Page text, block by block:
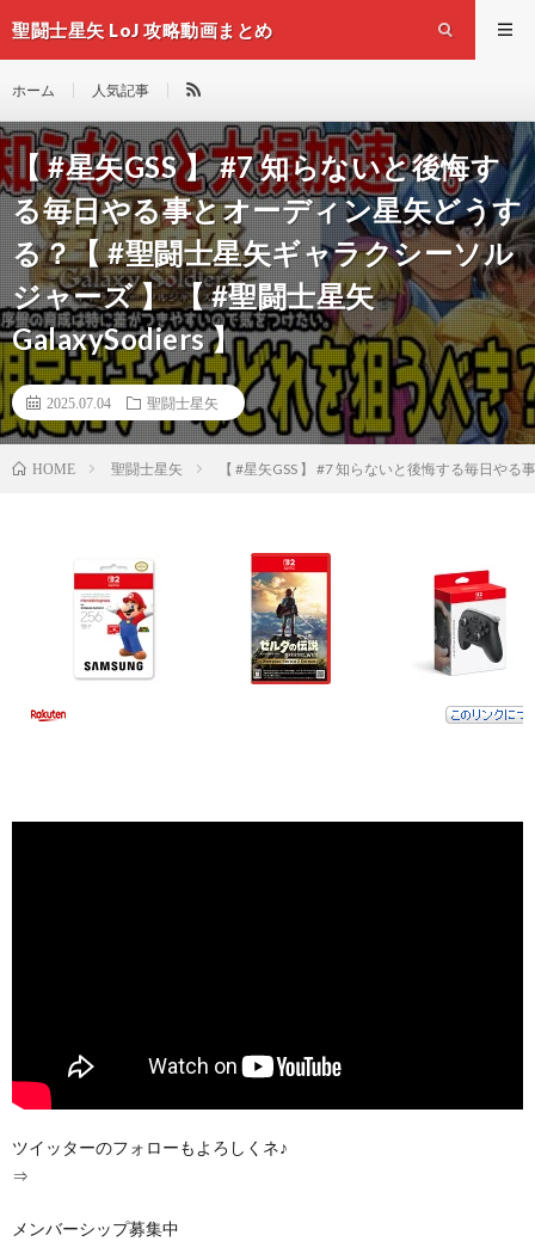
聖闘士星矢 LoJ 攻略動画まとめ
ホーム 人気記事
【 #星矢GSS 】 #7 知らないと後悔す
る毎日やる事とオーディン星矢どうす
る？【 #聖闘士星矢ギャラクシーソル
ジャーズ 】 【 #聖闘士星矢
GalaxySodiers 】
2025.07.04 聖闘士星矢
HOME 聖闘士星矢 【 #星矢GSS 】 #7 知らないと後悔する毎日や
ツイッターのフォローもよろしくネ♪
⇒
メンバーシップ募集中